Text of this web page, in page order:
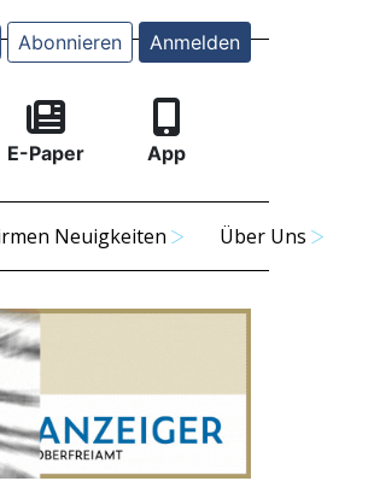
Abonnieren Anmelden
E-Paper App
Neuigkeiten Über Uns